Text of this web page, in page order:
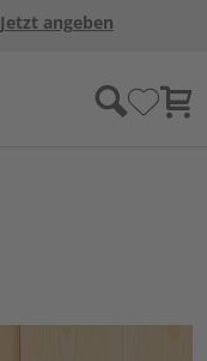
Jetzt angeben